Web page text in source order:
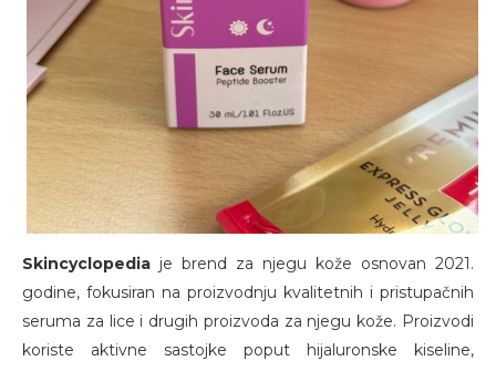
Skincyclopedia je brend za njegu kože osnovan 2021.
godine, fokusiran na proizvodnju kvalitetnih i pristupačnih
seruma za lice i drugih proizvoda za njegu kože. Proizvodi
koriste aktivne sastojke poput hijaluronske kiseline,